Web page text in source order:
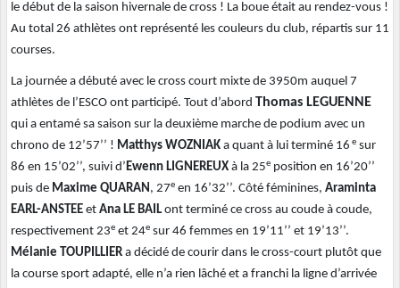
le début de la saison hivernale de cross ! La boue était au rendez-vous !
Au total 26 athlètes ont représenté les couleurs du club, répartis sur 11
courses.
La journée a débuté avec le cross court mixte de 3950m auquel 7
athlètes de l’ESCO ont participé. Tout d’abord Thomas LEGUENNE
qui a entamé sa saison sur la deuxième marche de podium avec un
chrono de 12’57’’ ! Matthys WOZNIAK a quant à lui terminé 16 e sur
86 en 15’02’’, suivi d’Ewenn LIGNEREUX à la 25e position en 16’20’’
puis de Maxime QUARAN, 27e en 16’32’’. Côté féminines, Araminta
EARL-ANSTEE et Ana LE BAIL ont terminé ce cross au coude à coude,
respectivement 23e et 24e sur 46 femmes en 19’11’’ et 19’13’’.
Mélanie TOUPILLIER a décidé de courir dans le cross-court plutôt que
la course sport adapté, elle n’a rien lâché et a franchi la ligne d’arrivée